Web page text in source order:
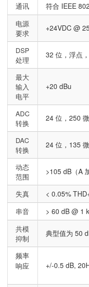
通讯
符合 IEEE
电源
要求
+24VDC @
DSP
处理
32 位，浮点
最大
输入
电平
+20 dBu
ADC
转换
24 位，250
DAC
转换
24 位，135
动态
范围
>105 dB（A
失真
< 0.05%
串音
> 60 dB @ 1
共模
抑制
典型值为 50
频率
响应
+/-0.5 dB,